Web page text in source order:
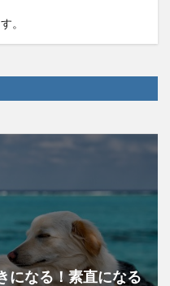
。
になる！素直になる